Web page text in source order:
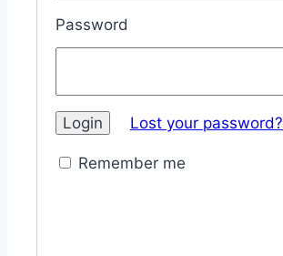
Password
Lost your password?
Remember me